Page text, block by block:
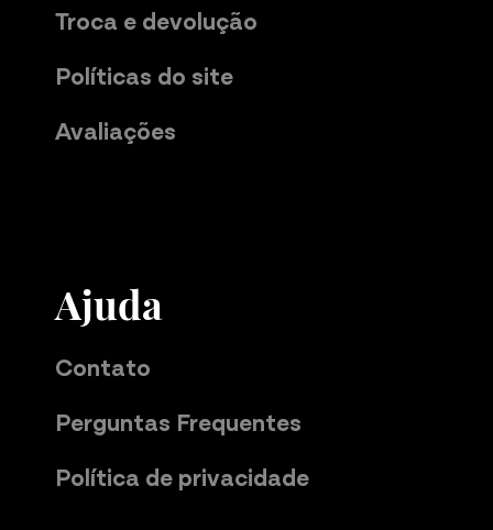
Troca e devolução
Políticas do site
Avaliações
Ajuda
Contato
Perguntas Frequentes
Política de privacidade